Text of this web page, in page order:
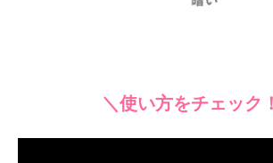
＼使い方をチェック